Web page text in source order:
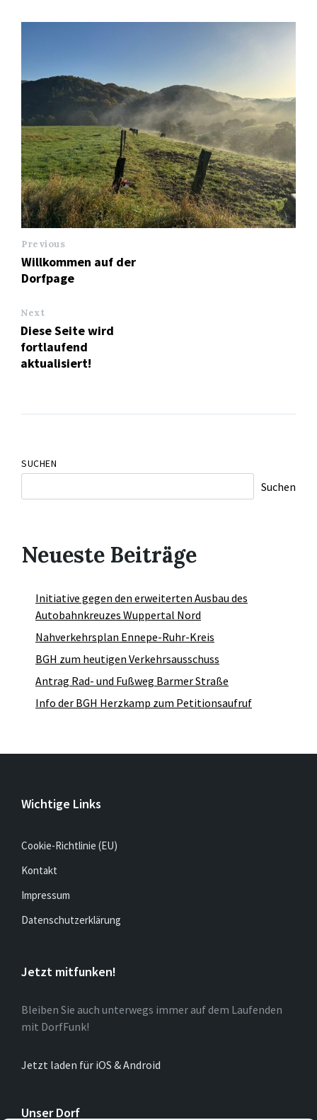
Previous
Willkommen auf der
Dorfpage
Next
Diese Seite wird
fortlaufend
aktualisiert!
SUCHEN
Suchen
Neueste Beiträge
Initiative gegen den erweiterten Ausbau des
Autobahnkreuzes Wuppertal Nord
Nahverkehrsplan Ennepe-Ruhr-Kreis
BGH zum heutigen Verkehrsausschuss
Antrag Rad- und Fußweg Barmer Straße
Info der BGH Herzkamp zum Petitionsaufruf
Wichtige Links
Cookie-Richtlinie (EU)
Kontakt
Impressum
Datenschutzerklärung
Jetzt mitfunken!
Bleiben Sie auch unterwegs immer auf dem Laufenden
mit DorfFunk!
Jetzt laden für iOS & Android
Unser Dorf